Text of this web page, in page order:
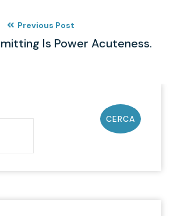
Previous Post
Is Power Acuteness.
CERCA